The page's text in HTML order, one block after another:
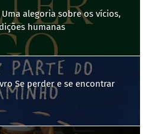
alegoria sobre os vícios,
humanas
Se perder e se encontrar